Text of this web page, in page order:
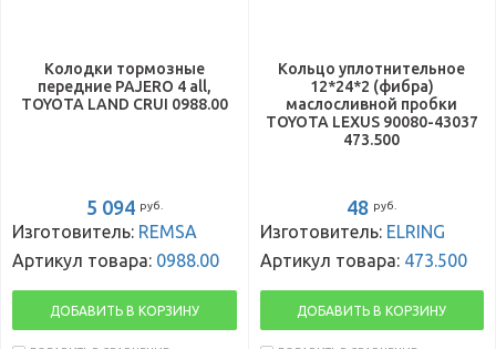
Колодки тормозные
передние PAJERO 4 all,
TOYOTA LAND CRUI 0988.00
5 094 руб.
Изготовитель: REMSA
Артикул товара: 0988.00
ДОБАВИТЬ В КОРЗИНУ
Кольцо уплотнительное
12*24*2 (фибра)
маслосливной пробки
TOYOTA LEXUS 90080-43037
473.500
48 руб.
Изготовитель: ELRING
Артикул товара: 473.500
ДОБАВИТЬ В КОРЗИНУ